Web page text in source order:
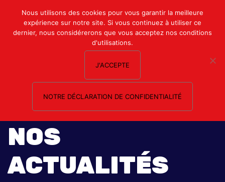
Mon compte
Nous contacter
NOS
ACTUALITÉS
Nous utilisons des cookies pour vous garantir la meilleure
expérience sur notre site. Si vous continuez à utiliser ce
dernier, nous considérerons que vous acceptez nos conditions
d'utilisations.
J'ACCEPTE
NOTRE DÉCLARATION DE CONFIDENTIALITÉ